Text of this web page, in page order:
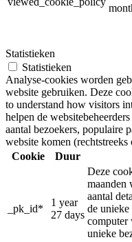
Statistieken
Statistieken
Analyse-cookies worden
website gebruiken. Deze
to understand how visitors
helpen de
aantal bezoekers, populaire
website komen
Cookie
Duur
_pk_id*
1 year
27 days
Deze
maanden
aantal
de
computer
unieke